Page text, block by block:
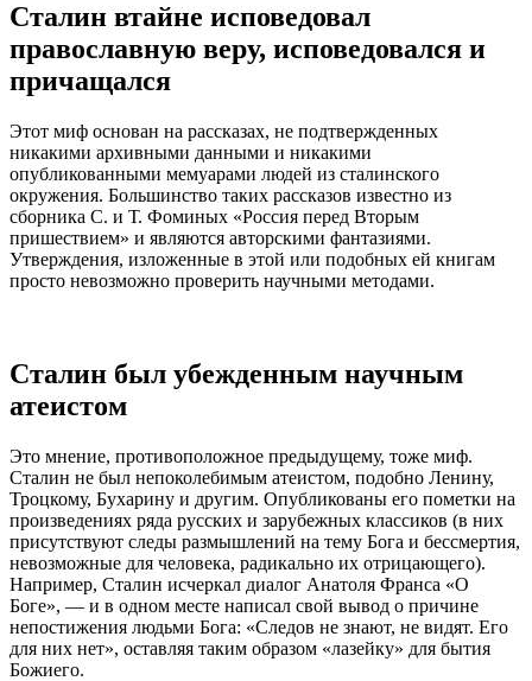
Сталин втайне исповедовал
православную веру, исповедовался и
причащался
Этот миф основан на рассказах, не подтвержденных
никакими архивными данными и никакими
опубликованными мемуарами людей из сталинского
окружения. Большинство таких рассказов известно из
сборника С. и Т. Фоминых «Россия перед Вторым
пришествием» и являются авторскими фантазиями.
Утверждения, изложенные в этой или подобных ей книгам
просто невозможно проверить научными методами.
Сталин был убежденным научным
атеистом
Это мнение, противоположное предыдущему, тоже миф.
Сталин не был непоколебимым атеистом, подобно Ленину,
Троцкому, Бухарину и другим. Опубликованы его пометки на
произведениях ряда русских и зарубежных классиков (в них
присутствуют следы размышлений на тему Бога и бессмертия,
невозможные для человека, радикально их отрицающего).
Например, Сталин исчеркал диалог Анатоля Франса «О
Боге», — и в одном месте написал свой вывод о причине
непостижения людьми Бога: «Следов не знают, не видят. Его
для них нет», оставляя таким образом «лазейку» для бытия
Божиего.